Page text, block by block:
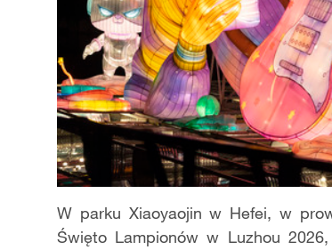
W parku Xiaoyaojin w Hefei, w
Święto Lampionów w Luzhou